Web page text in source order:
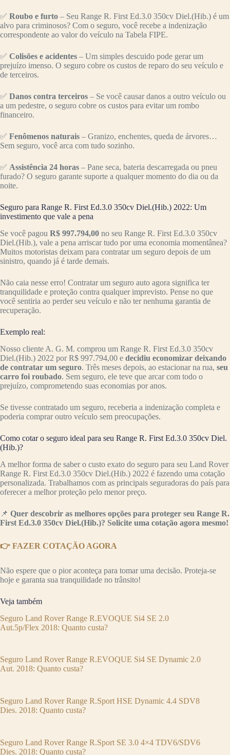
✅ Roubo e furto – Seu Range R. First Ed.3.0 350cv Diel.(Hib.) é um
alvo para criminosos? Com o seguro, você recebe a indenização
correspondente ao valor do veículo na Tabela FIPE.
✅ Colisões e acidentes – Um simples descuido pode gerar um
prejuízo imenso. O seguro cobre os custos de reparo do seu veículo e
de terceiros.
✅ Danos contra terceiros – Se você causar danos a outro veículo ou
a um pedestre, o seguro cobre os custos para evitar um rombo
financeiro.
✅ Fenômenos naturais – Granizo, enchentes, queda de árvores…
Sem seguro, você arca com tudo sozinho.
✅ Assistência 24 horas – Pane seca, bateria descarregada ou pneu
furado? O seguro garante suporte a qualquer momento do dia ou da
noite.
Seguro para Range R. First Ed.3.0 350cv Diel.(Hib.) 2022: Um
investimento que vale a pena
Se você pagou R$ 997.794,00 no seu Range R. First Ed.3.0 350cv
Diel.(Hib.), vale a pena arriscar tudo por uma economia momentânea?
Muitos motoristas deixam para contratar um seguro depois de um
sinistro, quando já é tarde demais.
Não caia nesse erro! Contratar um seguro auto agora significa ter
tranquilidade e proteção contra qualquer imprevisto. Pense no que
você sentiria ao perder seu veículo e não ter nenhuma garantia de
recuperação.
Exemplo real:
Nosso cliente A. G. M. comprou um Range R. First Ed.3.0 350cv
Diel.(Hib.) 2022 por R$ 997.794,00 e decidiu economizar deixando
de contratar um seguro. Três meses depois, ao estacionar na rua, seu
carro foi roubado. Sem seguro, ele teve que arcar com todo o
prejuízo, comprometendo suas economias por anos.
Se tivesse contratado um seguro, receberia a indenização completa e
poderia comprar outro veículo sem preocupações.
Como cotar o seguro ideal para seu Range R. First Ed.3.0 350cv Diel.
(Hib.)?
A melhor forma de saber o custo exato do seguro para seu Land Rover
Range R. First Ed.3.0 350cv Diel.(Hib.) 2022 é fazendo uma cotação
personalizada. Trabalhamos com as principais seguradoras do país para
oferecer a melhor proteção pelo menor preço.
📌 Quer descobrir as melhores opções para proteger seu Range R.
First Ed.3.0 350cv Diel.(Hib.)? Solicite uma cotação agora mesmo!
👉 FAZER COTAÇÃO AGORA
Não espere que o pior aconteça para tomar uma decisão. Proteja-se
hoje e garanta sua tranquilidade no trânsito!
Veja também
Seguro Land Rover Range R.EVOQUE Si4 SE 2.0
Aut.5p/Flex 2018: Quanto custa?
Seguro Land Rover Range R.EVOQUE Si4 SE Dynamic 2.0
Aut. 2018: Quanto custa?
Seguro Land Rover Range R.Sport HSE Dynamic 4.4 SDV8
Dies. 2018: Quanto custa?
Seguro Land Rover Range R.Sport SE 3.0 4×4 TDV6/SDV6
Dies. 2018: Quanto custa?